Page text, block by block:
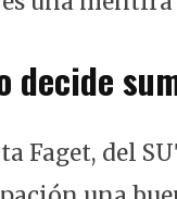
decide
Faget, del